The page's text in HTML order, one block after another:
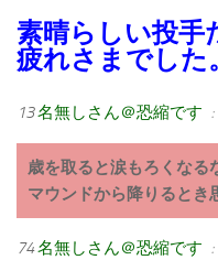
素晴らしい投手
疲れさまでした。
13名無しさん＠恐縮です
歳を取ると涙もろくなる
マウンドから降りるとき
74名無しさん＠恐縮です